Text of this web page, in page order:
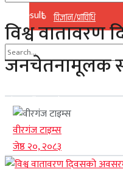
विज्ञान/प्राविधि
No Result
View All Result
No Result
View All Result
विश्व वातावरण
जनचेतनामूलक
वीरगंज टाइम्स
जेष्ठ २०, २०८३